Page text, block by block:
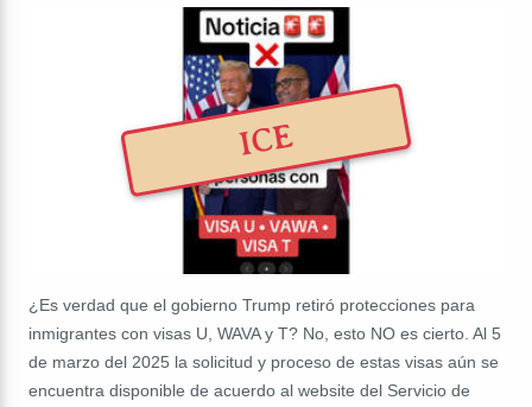
ICE
¿Es verdad que el gobierno Trump retiró protecciones para
inmigrantes con visas U, WAVA y T? No, esto NO es cierto. Al 5
de marzo del 2025 la solicitud y proceso de estas visas aún se
encuentra disponible de acuerdo al website del Servicio de